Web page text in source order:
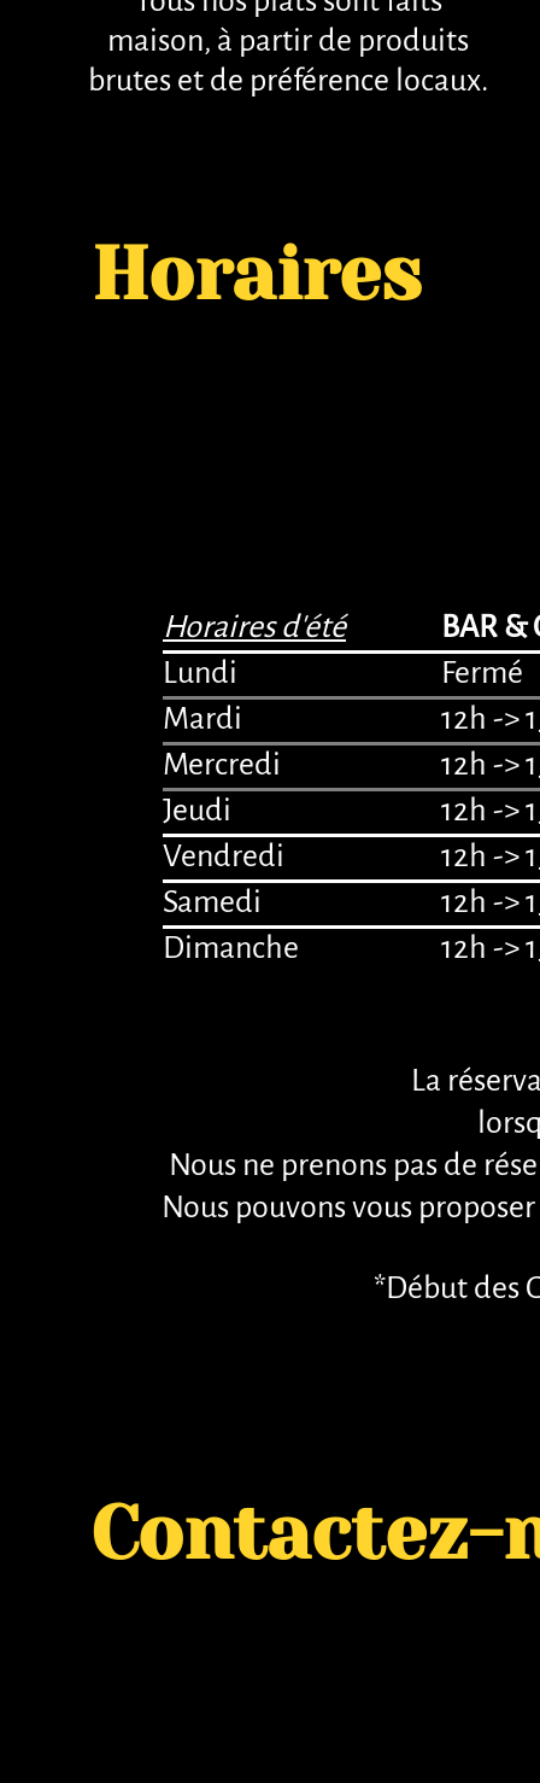
maison, à partir de produits
brutes et de préférence locaux.
Horaires
Horaires
Horaires d'été
BAR &
Lundi
Fermé
Mardi
12h ->
Mercredi
12h ->
Jeudi
12h ->
Vendredi
12h ->
Samedi
12h ->
Dimanche
12h ->
La
Nous ne prenons pas de
Nous pouvons vous
*Début des
Contactez-
Contactez-